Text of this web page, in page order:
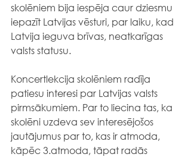
skolēniem bija iespēja caur dziesmu
iepazīt Latvijas vēsturi, par laiku, kad
Latvija ieguva brīvas, neatkarīgas
valsts statusu.
Koncertlekcija skolēniem radīja
patiesu interesi par Latvijas valsts
pirmsākumiem. Par to liecina tas, ka
skolēni uzdeva sev interesējošos
jautājumus par to, kas ir atmoda,
kāpēc 3.atmoda, tāpat radās